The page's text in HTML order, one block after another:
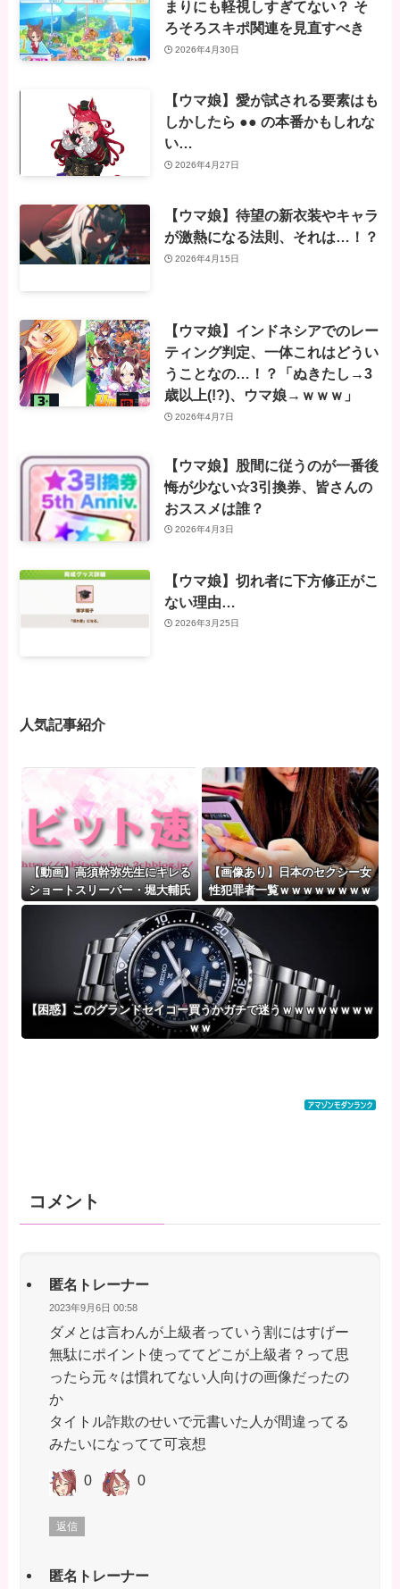
まりにも軽視しすぎてない？ そ
ろそろスキポ関連を見直すべき
2026年4月30日
【ウマ娘】愛が試される要素はも
しかしたら ●● の本番かもしれな
い…
2026年4月27日
【ウマ娘】待望の新衣装やキャラ
が激熱になる法則、それは…！？
2026年4月15日
【ウマ娘】インドネシアでのレー
ティング判定、一体これはどうい
うことなの…！？「ぬきたし→3
歳以上(!?)、ウマ娘→ｗｗｗ」
2026年4月7日
【ウマ娘】股間に従うのが一番後
悔が少ない☆3引換券、皆さんの
おススメは誰？
2026年4月3日
【ウマ娘】切れ者に下方修正がこ
ない理由…
2026年3月25日
人気記事紹介
【動画】高須幹弥先生にキレる
ショートスリーパー・堀大輔氏
が怖いと話題にｗｗｗｗｗｗｗ
ｗｗｗｗ
【画像あり】日本のセクシー女
性犯罪者一覧ｗｗｗｗｗｗｗｗ
ｗ
【困惑】このグランドセイコー買うかガチで迷うｗｗｗｗｗｗｗｗ
ｗｗ
コメント
匿名トレーナー
2023年9月6日 00:58
ダメとは言わんが上級者っていう割にはすげー
無駄にポイント使っててどこが上級者？って思
ったら元々は慣れてない人向けの画像だったの
か
タイトル詐欺のせいで元書いた人が間違ってる
みたいになってて可哀想
0 0
返信
匿名トレーナー